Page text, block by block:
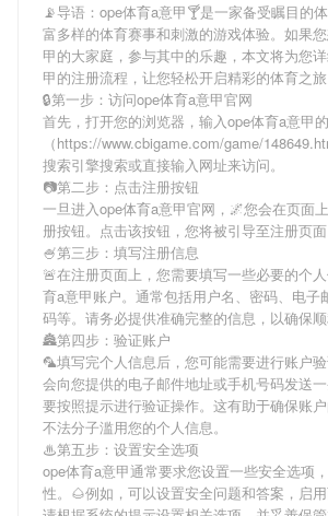
📡导语： ope体育a意甲🍸是一家备受瞩目的
富多样的体育赛事和刺激的游戏体验。如果
甲的大家庭，参与其中的乐趣，本文将为您
甲的注册流程，让您轻松开启精彩的体育之旅
🔒第一步：访问ope体育a意甲官网
首先，打开您的浏览器，输入ope体育a意甲
（https://www.cbigame.com/game/
搜索引擎搜索或直接输入网址来访问。
📷第二步：点击注册按钮
一旦进入ope体育a意甲官网，🌌您会在页面
册按钮。点击该按钮，您将被引导至注册页面
🍧第三步：填写注册信息
🚨在注册页面上，您需要填写一些必要的个
育a意甲账户。通常包括用户名、密码、电子
码等。请务必提供准确完整的信息，以确保顺
🏯第四步：验证账户
🦜填写完个人信息后，您可能需要进行账户验
会向您提供的电子邮件地址或手机号码发送
要按照提示进行验证操作。这有助于确保账
不法分子滥用您的个人信息。
♨第五步：设置安全选项
ope体育a意甲通常要求您设置一些安全选项
性。🌰例如，可以设置安全问题和答案，启用